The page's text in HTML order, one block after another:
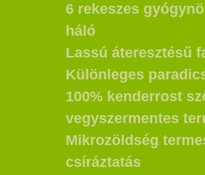
6 rekeszes
háló
Lassú áteresztésű
Különleges
100% kenderrost
vegyszermentes
Mikrozöldség
csíráztatás